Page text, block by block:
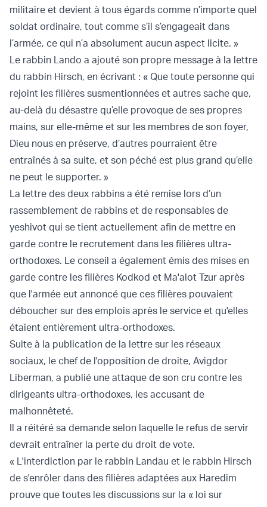
militaire et devient à tous égards comme n’importe quel
soldat ordinaire, tout comme s’il s’engageait dans
l’armée, ce qui n’a absolument aucun aspect licite. »
Le rabbin Lando a ajouté son propre message à la lettre
du rabbin Hirsch, en écrivant : « Que toute personne qui
rejoint les filières susmentionnées et autres sache que,
au-delà du désastre qu’elle provoque de ses propres
mains, sur elle-même et sur les membres de son foyer,
Dieu nous en préserve, d’autres pourraient être
entraînés à sa suite, et son péché est plus grand qu’elle
ne peut le supporter. »
La lettre des deux rabbins a été remise lors d’un
rassemblement de rabbins et de responsables de
yeshivot qui se tient actuellement afin de mettre en
garde contre le recrutement dans les filières ultra-
orthodoxes. Le conseil a également émis des mises en
garde contre les filières Kodkod et Ma'alot Tzur après
que l'armée eut annoncé que ces filières pouvaient
déboucher sur des emplois après le service et qu'elles
étaient entièrement ultra-orthodoxes.
Suite à la publication de la lettre sur les réseaux
sociaux, le chef de l'opposition de droite, Avigdor
Liberman, a publié une attaque de son cru contre les
dirigeants ultra-orthodoxes, les accusant de
malhonnêteté.
Il a réitéré sa demande selon laquelle le refus de servir
devrait entraîner la perte du droit de vote.
« L'interdiction par le rabbin Landau et le rabbin Hirsch
de s'enrôler dans des filières adaptées aux Haredim
prouve que toutes les discussions sur la « loi sur